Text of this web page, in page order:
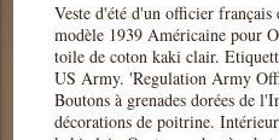
Veste d'été d'un officier français
modèle 1939 Américaine pour
toile de coton kaki clair.
US Army. 'Regulation Army
Boutons à grenades dorées de
décorations de poitrine.